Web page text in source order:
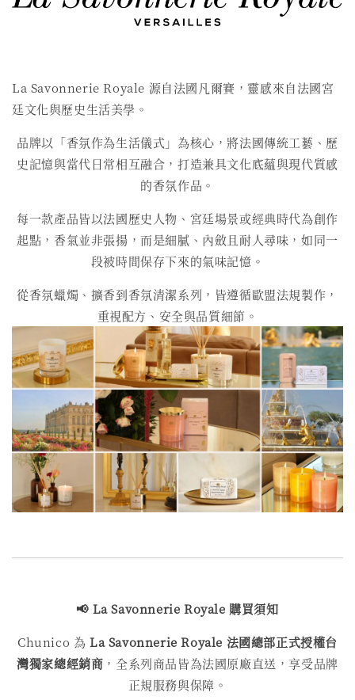
La Savonnerie Royale 源自法國凡爾賽，靈感來自法國宮
廷文化與歷史生活美學。
品牌以「香氛作為生活儀式」為核心，將法國傳統工藝、歷
史記憶與當代日常相互融合，打造兼具文化底蘊與現代質感
的香氛作品。
每一款產品皆以法國歷史人物、宮廷場景或經典時代為創作
起點，香氣並非張揚，而是細膩、內斂且耐人尋味，如同一
段被時間保存下來的氣味記憶。
從香氛蠟燭、擴香到香氛清潔系列，皆遵循歐盟法規製作，
重視配方、安全與品質細節。
📢 La Savonnerie Royale 購買須知
Chunico 為 La Savonnerie Royale 法國總部正式授權台
灣獨家總經銷商 ，全系列商品皆為法國原廠直送，享受品牌
正規服務與保障。